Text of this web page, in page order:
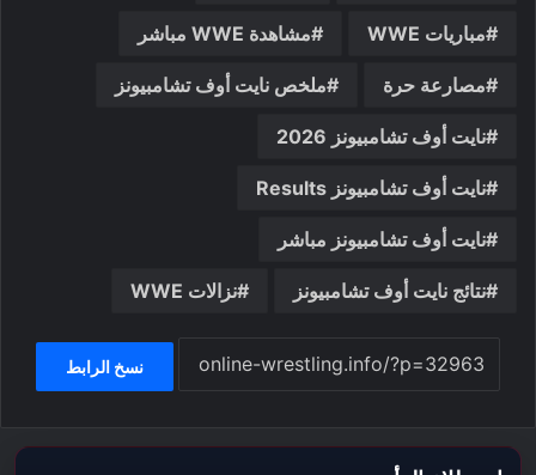
مباريات WWE مشاهدة WWE مباشر
مصارعة حرة ملخص نايت أوف تشامبيونز
نايت أوف تشامبيونز 2026
نايت أوف تشامبيونز Results
نايت أوف تشامبيونز مباشر
نتائج نايت أوف تشامبيونز نزالات WWE
نسخ الرابط